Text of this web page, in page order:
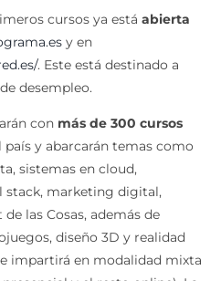
cursos ya está abierta
y en
. Este está destinado a
desempleo.
con más de 300 cursos
y abarcarán temas como
sistemas en cloud,
stack, marketing digital,
las Cosas, además de
diseño 3D y realidad
impartirá en modalidad mixta